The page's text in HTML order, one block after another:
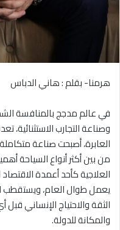
هرمنا- بقلم : هاني الدباس
في عالم مدجج بالمنافسة
وصناعة التجارب الاستثنائية،
العابرة، أصبحت صناعة
من بين أكثر أنواع السياحة
العلاجية كأحد أعمدة
يعمل طوال العام، ويستقطب
الثقة والاحتياج الإنساني
والمكانة للدولة.